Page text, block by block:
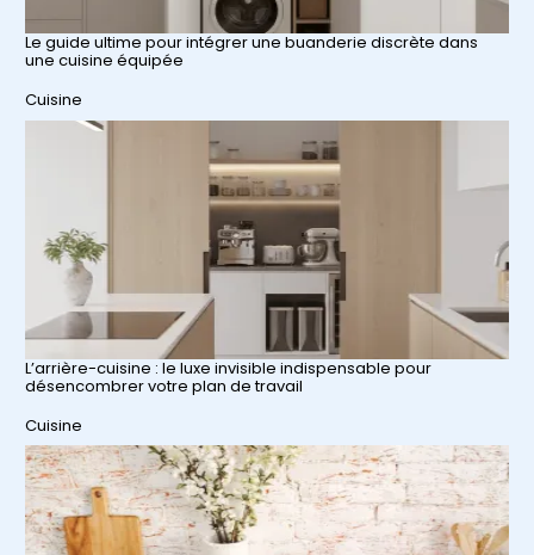
Le guide ultime pour intégrer une buanderie discrète dans
une cuisine équipée
Par rapport à
Cuisine
L’arrière-cuisine : le luxe invisible indispensable pour
désencombrer votre plan de travail
Par rapport à
Cuisine